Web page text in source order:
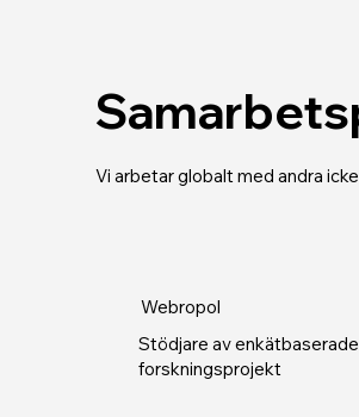
Vi arbetar globalt med andra
Webropol
Stödjare av enkätbaserade
forskningsprojekt